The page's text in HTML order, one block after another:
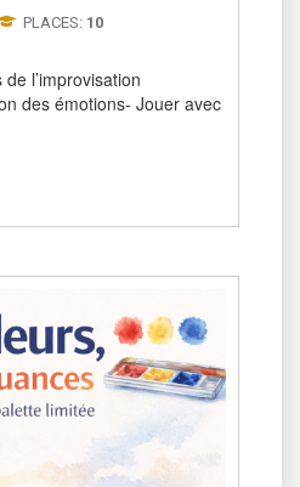
PLACES: 10
l’improvisation
des émotions- Jouer avec